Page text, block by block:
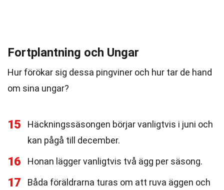
Fortplantning och Ungar
Hur förökar sig dessa pingviner och hur tar de hand
om sina ungar?
15
Häckningssäsongen börjar vanligtvis i juni och
kan pågå till december.
16 Honan lägger vanligtvis två ägg per säsong.
17
Båda föräldrarna turas om att ruva äggen och